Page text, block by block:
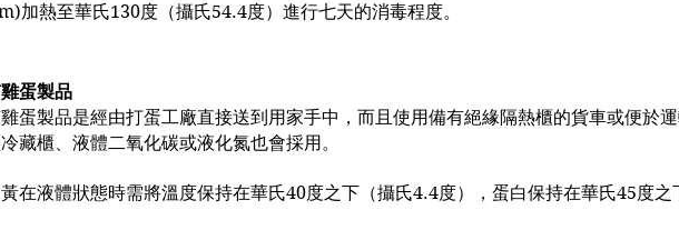
加熱至華氏130度（攝氏54.4度）進行七天的消毒程度。
蛋製品
蛋製品是經由打蛋工廠直接送到用家手中，而且使用備有絕緣隔熱櫃的貨車或便於
藏櫃、液體二氧化碳或液化氮也會採用。
在液體狀態時需將溫度保持在華氏40度之下（攝氏4.4度），蛋白保持在華氏45度